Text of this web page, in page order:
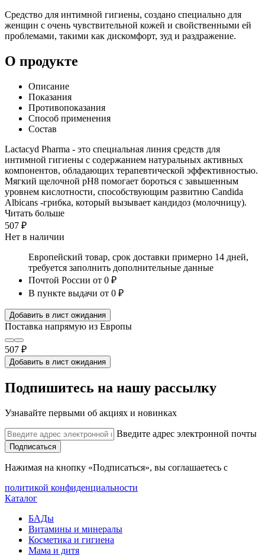
Средство для интимной гигиены, создано специально для
женщин с очень чувствительной кожей и свойственными ей
проблемами, такими как дискомфорт, зуд и раздражение.
О продукте
Описание
Показания
Противопоказания
Способ применения
Состав
Lactacyd Pharma - это специальная линия средств для
интимной гигиены с содержанием натуральных активных
компонентов, обладающих терапевтической эффективностью.
Мягкий щелочной рН8 помогает бороться с завышенным
уровнем кислотности, способствующим развитию Candida
Albicans -грибка, который вызывает кандидоз (молочницу).
Читать больше
507 ₽
Нет в наличии
Европейский товар, срок доставки примерно 14 дней,
требуется заполнить дополнительные данные
Почтой России от 0 ₽
В пункте выдачи от 0 ₽
Добавить в лист ожидания
Поставка напрямую из Европы
507 ₽
Добавить в лист ожидания
Подпишитесь на нашу рассылку
Узнавайте первыми об акциях и новинках
Введите адрес электронной почты
Подписаться
Нажимая на кнопку «Подписаться», вы соглашаетесь с
политикой конфиденциальности
Каталог
БАДы
Витамины и минералы
Косметика и гигиена
Мама и дитя